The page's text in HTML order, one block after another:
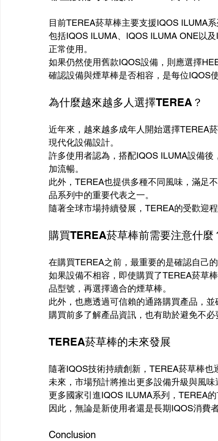
目前TEREA菸草棒主要支援IQOS ILUMA
包括IQOS ILUMA、IQOS ILUMA ONE以
正常使用。
如果仍然使用舊款IQOS設備，則應選擇
確認設備與煙草棒是否相容，是每位IQOS
為什麼越來越多人選擇TEREA？
近年來，越來越多成年人開始選擇TEREA
現代化設備設計。
許多使用者認為，搭配IQOS ILUMA設備
加流暢。
此外，TEREA也提供多種不同風味，滿足
品系列中的重要代表之一。
隨著全球市場持續發展，TEREA的受歡迎
購買TEREA菸草棒前需要注意什麼
在購買TEREA之前，最重要的是確認自己
如果設備不相容，即使購買了TEREA菸草
品型號，再選擇適合的煙草棒。
此外，也應透過可信賴的通路購買產品，
購買前多了解產品資訊，也有助於避免不必
TEREA菸草棒的未來發展
隨著IQOS技術持續創新，TEREA菸草棒
未來，市場預計將推出更多設備升級與風
更多國家引進IQOS ILUMA系列，TEREA
因此，無論是新使用者還是長期IQOS消費
Conclusion